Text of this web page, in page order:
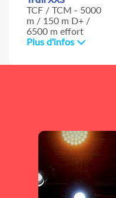
TCF / TCM - 5000
m / 150 m D+ /
6500 m effort
Plus d'infos